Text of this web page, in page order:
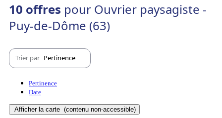
10 offres pour Ouvrier paysagiste -
Puy-de-Dôme (63)
Trier par Pertinence
Pertinence
Date
Afficher la carte (contenu non-accessible)